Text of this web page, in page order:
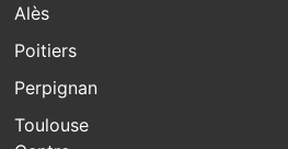
Alès
Poitiers
Perpignan
Toulouse